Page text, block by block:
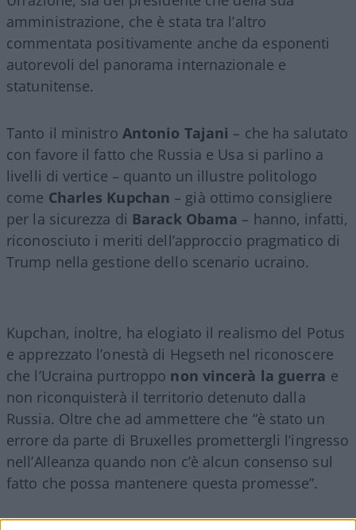
amministrazione, che è stata tra l’altro
commentata positivamente anche da esponenti
autorevoli del panorama internazionale e
statunitense.
Tanto il ministro Antonio Tajani – che ha salutato
con favore il fatto che Russia e Usa si parlino a
livelli di vertice – quanto un illustre politologo
come Charles Kupchan – già ottimo consigliere
per la sicurezza di Barack Obama – hanno, infatti,
riconosciuto i meriti dell’approccio pragmatico di
Trump nella gestione dello scenario ucraino.
Kupchan, inoltre, ha elogiato il realismo del Potus
e apprezzato l’onestà di Hegseth nel riconoscere
che l’Ucraina purtroppo non vincerà la guerra e
non riconquisterà il territorio detenuto dalla
Russia. Oltre che ad ammettere che “è stato un
errore da parte di Bruxelles promettergli l’ingresso
nell’Alleanza quando non c’è alcun consenso sul
fatto che possa mantenere questa promesse”.